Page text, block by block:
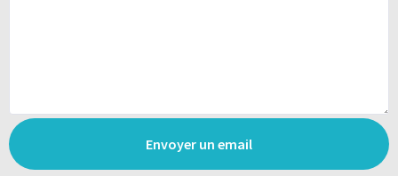
Envoyer un email